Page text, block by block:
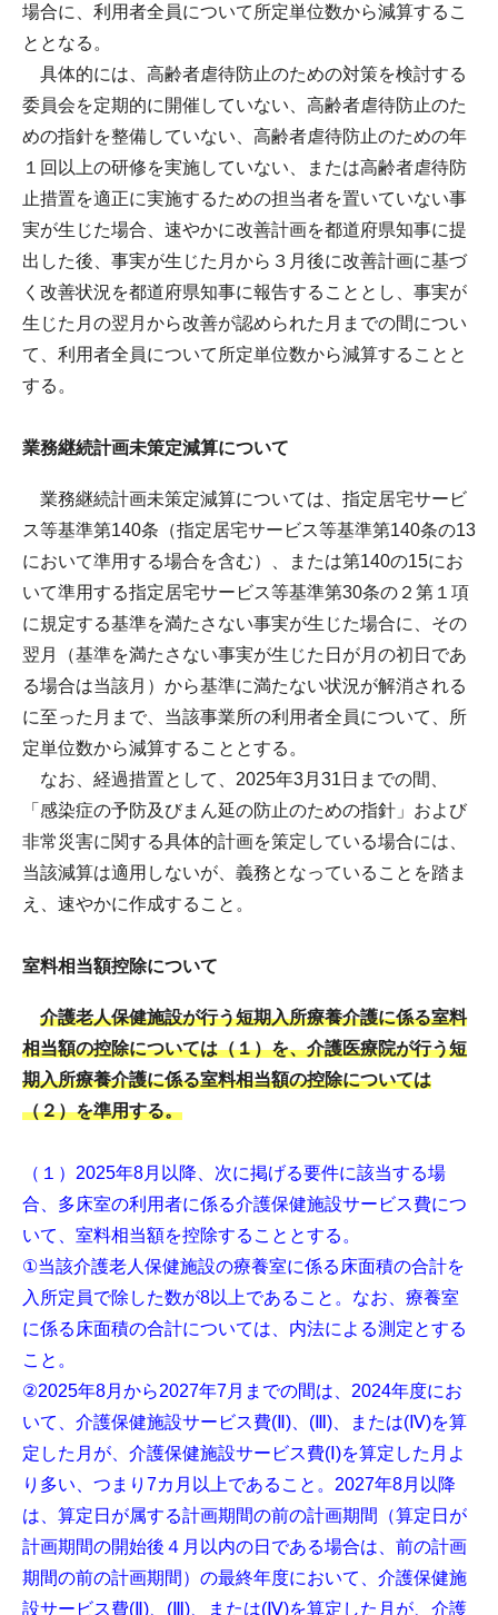
場合に、利用者全員について所定単位数から減算するこ
ととなる。
具体的には、高齢者虐待防止のための対策を検討する
委員会を定期的に開催していない、高齢者虐待防止のた
めの指針を整備していない、高齢者虐待防止のための年
１回以上の研修を実施していない、または高齢者虐待防
止措置を適正に実施するための担当者を置いていない事
実が生じた場合、速やかに改善計画を都道府県知事に提
出した後、事実が生じた月から３月後に改善計画に基づ
く改善状況を都道府県知事に報告することとし、事実が
生じた月の翌月から改善が認められた月までの間につい
て、利用者全員について所定単位数から減算することと
する。
業務継続計画未策定減算について
業務継続計画未策定減算については、指定居宅サービ
ス等基準第140条（指定居宅サービス等基準第140条の13
において準用する場合を含む）、または第140の15にお
いて準用する指定居宅サービス等基準第30条の２第１項
に規定する基準を満たさない事実が生じた場合に、その
翌月（基準を満たさない事実が生じた日が月の初日であ
る場合は当該月）から基準に満たない状況が解消される
に至った月まで、当該事業所の利用者全員について、所
定単位数から減算することとする。
なお、経過措置として、2025年3月31日までの間、
「感染症の予防及びまん延の防止のための指針」および
非常災害に関する具体的計画を策定している場合には、
当該減算は適用しないが、義務となっていることを踏ま
え、速やかに作成すること。
室料相当額控除について
介護老人保健施設が行う短期入所療養介護に係る室料
相当額の控除については（１）を、介護医療院が行う短
期入所療養介護に係る室料相当額の控除については
（２）を準用する。
（１）2025年8月以降、次に掲げる要件に該当する場
合、多床室の利用者に係る介護保健施設サービス費につ
いて、室料相当額を控除することとする。
①当該介護老人保健施設の療養室に係る床面積の合計を
入所定員で除した数が8以上であること。なお、療養室
に係る床面積の合計については、内法による測定とする
こと。
②2025年8月から2027年7月までの間は、2024年度にお
いて、介護保健施設サービス費(Ⅱ)、(Ⅲ)、または(Ⅳ)を算
定した月が、介護保健施設サービス費(Ⅰ)を算定した月よ
り多い、つまり7カ月以上であること。2027年8月以降
は、算定日が属する計画期間の前の計画期間（算定日が
計画期間の開始後４月以内の日である場合は、前の計画
期間の前の計画期間）の最終年度において、介護保健施
設サービス費(Ⅱ)、(Ⅲ)、または(Ⅳ)を算定した月が、介護